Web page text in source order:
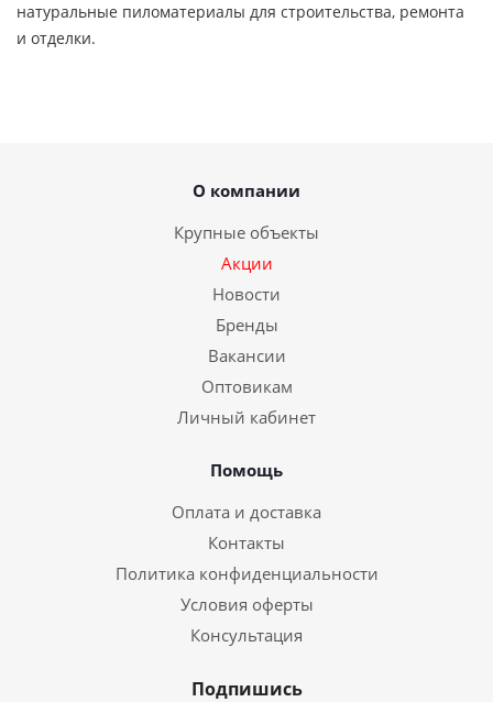
натуральные пиломатериалы для строительства, ремонта
и отделки.
О компании
Крупные объекты
Акции
Новости
Бренды
Вакансии
Оптовикам
Личный кабинет
Помощь
Оплата и доставка
Контакты
Политика конфиденциальности
Условия оферты
Консультация
Подпишись